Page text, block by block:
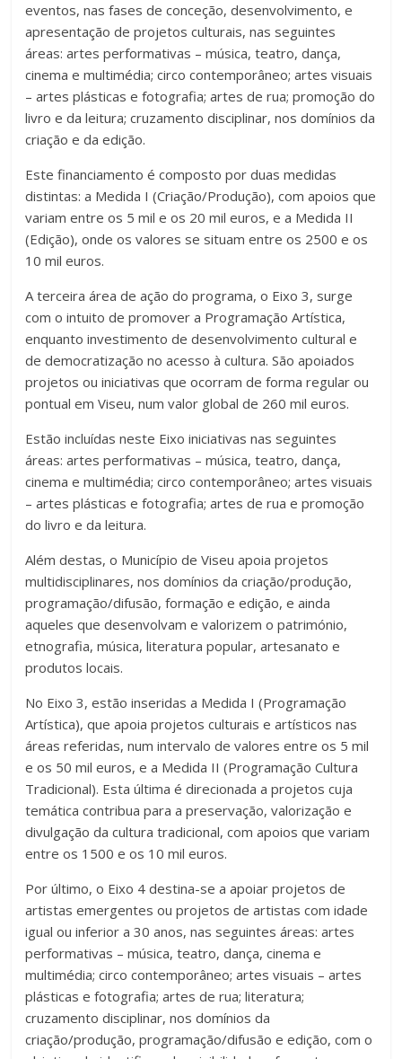
eventos, nas fases de conceção, desenvolvimento, e
apresentação de projetos culturais, nas seguintes
áreas: artes performativas – música, teatro, dança,
cinema e multimédia; circo contemporâneo; artes visuais
– artes plásticas e fotografia; artes de rua; promoção do
livro e da leitura; cruzamento disciplinar, nos domínios da
criação e da edição.
Este financiamento é composto por duas medidas
distintas: a Medida I (Criação/Produção), com apoios que
variam entre os 5 mil e os 20 mil euros, e a Medida II
(Edição), onde os valores se situam entre os 2500 e os
10 mil euros.
A terceira área de ação do programa, o Eixo 3, surge
com o intuito de promover a Programação Artística,
enquanto investimento de desenvolvimento cultural e
de democratização no acesso à cultura. São apoiados
projetos ou iniciativas que ocorram de forma regular ou
pontual em Viseu, num valor global de 260 mil euros.
Estão incluídas neste Eixo iniciativas nas seguintes
áreas: artes performativas – música, teatro, dança,
cinema e multimédia; circo contemporâneo; artes visuais
– artes plásticas e fotografia; artes de rua e promoção
do livro e da leitura.
Além destas, o Município de Viseu apoia projetos
multidisciplinares, nos domínios da criação/produção,
programação/difusão, formação e edição, e ainda
aqueles que desenvolvam e valorizem o património,
etnografia, música, literatura popular, artesanato e
produtos locais.
No Eixo 3, estão inseridas a Medida I (Programação
Artística), que apoia projetos culturais e artísticos nas
áreas referidas, num intervalo de valores entre os 5 mil
e os 50 mil euros, e a Medida II (Programação Cultura
Tradicional). Esta última é direcionada a projetos cuja
temática contribua para a preservação, valorização e
divulgação da cultura tradicional, com apoios que variam
entre os 1500 e os 10 mil euros.
Por último, o Eixo 4 destina-se a apoiar projetos de
artistas emergentes ou projetos de artistas com idade
igual ou inferior a 30 anos, nas seguintes áreas: artes
performativas – música, teatro, dança, cinema e
multimédia; circo contemporâneo; artes visuais – artes
plásticas e fotografia; artes de rua; literatura;
cruzamento disciplinar, nos domínios da
criação/produção, programação/difusão e edição, com o